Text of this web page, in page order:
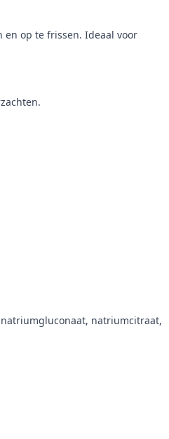
en op te frissen. Ideaal voor
natriumcitraat,